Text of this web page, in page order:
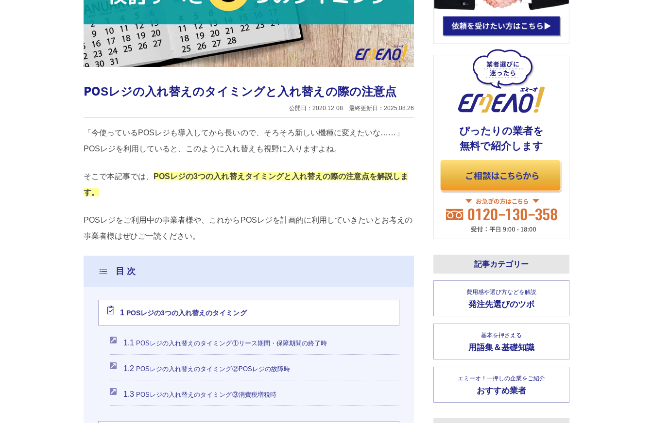
POSレジの入れ替えのタイミングと入れ替えの際の注意点
公開日：2020.12.08 最終更新日：2025.08.26
「今使っているPOSレジも導入してから長いので、そろそろ新しい機種に変えたいな……」
POSレジを利用していると、このように入れ替えも視野に入りますよね。
そこで本記事では、
POSレジの3つの入れ替えタイミングと入れ替えの際の注意点を解説しま
す。
POSレジをご利用中の事業者様や、これからPOSレジを計画的に利用していきたいとお考えの
事業者様はぜひご一読ください。
1 POSレジの3つの入れ替えのタイミング
1.1 POSレジの入れ替えのタイミング①リース期間・保障期間の終了時
1.2 POSレジの入れ替えのタイミング②POSレジの故障時
1.3 POSレジの入れ替えのタイミング③消費税増税時
ぴったりの業者を
無料で紹介します
記事カテゴリー
費用感や選び方などを解説
発注先選びのツボ
基本を押さえる
用語集＆基礎知識
エミーオ！一押しの企業をご紹介
おすすめ業者